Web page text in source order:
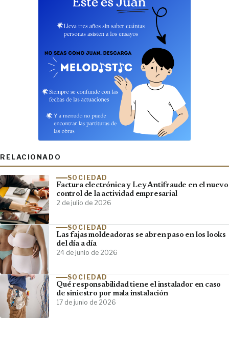
RELACIONADO
SOCIEDAD
Factura electrónica y Ley Antifraude en el nuevo
control de la actividad empresarial
2 de julio de 2026
SOCIEDAD
Las fajas moldeadoras se abren paso en los looks
del día a día
24 de junio de 2026
SOCIEDAD
Qué responsabilidad tiene el instalador en caso
de siniestro por mala instalación
17 de junio de 2026